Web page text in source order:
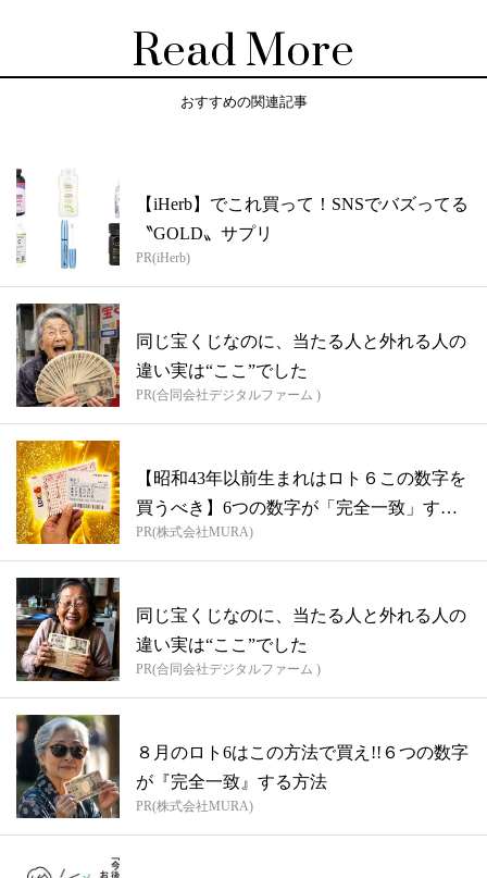
Read More
おすすめの関連記事
【iHerb】でこれ買って！SNSでバズってる
〝GOLD〟サプリ
PR(iHerb)
同じ宝くじなのに、当たる人と外れる人の
違い実は“ここ”でした
PR(合同会社デジタルファーム )
【昭和43年以前生まれはロト６この数字を
買うべき】6つの数字が「完全一致」する
方...
PR(株式会社MURA)
同じ宝くじなのに、当たる人と外れる人の
違い実は“ここ”でした
PR(合同会社デジタルファーム )
８月のロト6はこの方法で買え!!６つの数字
が『完全一致』する方法
PR(株式会社MURA)